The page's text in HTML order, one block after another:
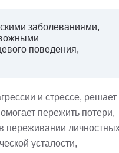
заболеваниями,
поведения,
и стрессе, решает
пережить потери,
переживании
усталости,